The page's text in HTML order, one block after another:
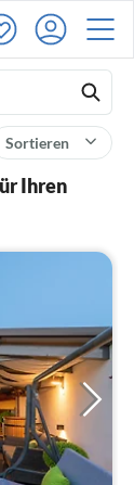
Sortieren
Ihren